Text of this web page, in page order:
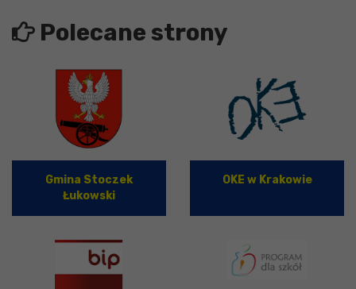
Polecane strony
Gmina Stoczek
Łukowski
OKE w Krakowie